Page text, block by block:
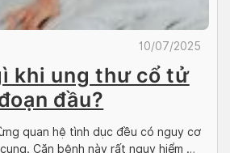
10/07/2025
khi ung thư cổ tử
đầu?
quan hệ tình dục đều có nguy cơ
Căn bệnh này rất nguy hiểm và